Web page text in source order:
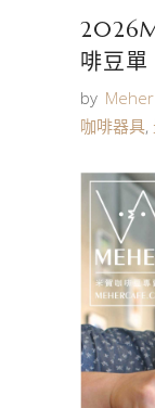
啡豆單
by Meher
咖啡器具,